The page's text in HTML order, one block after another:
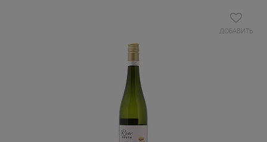
ДОБАВИТЬ